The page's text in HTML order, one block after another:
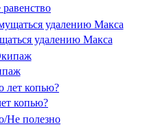
удалению Макса
копью?